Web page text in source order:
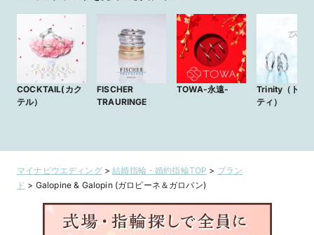
COCKTAIL(カク
テル）
FISCHER
TRAURINGE
TOWA-永遠-
Trinity（トリ
ティ）
マイナビウエディング>結婚指輪・婚約指輪TOP > ブラン
ド > Galopine & Galopin (ガロピーネ＆ガロパン)